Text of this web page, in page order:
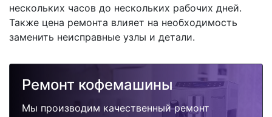
нескольких часов до нескольких рабочих дней.
Также цена ремонта влияет на необходимость
заменить неисправные узлы и детали.
Ремонт кофемашины
Мы производим качественный ремонт